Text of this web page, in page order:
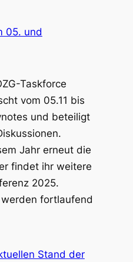
05. und
Taskforce
vom 05.11 bis
und beteiligt
Jahr erneut die
findet ihr weitere
2025.
fortlaufend
Stand der